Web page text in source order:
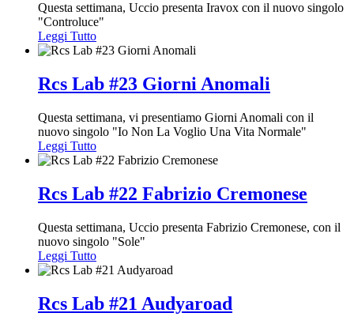
Questa settimana, Uccio presenta Iravox con il nuovo singolo
"Controluce"
Leggi Tutto
Rcs Lab #23 Giorni Anomali
Questa settimana, vi presentiamo Giorni Anomali con il
nuovo singolo "Io Non La Voglio Una Vita Normale"
Leggi Tutto
Rcs Lab #22 Fabrizio Cremonese
Questa settimana, Uccio presenta Fabrizio Cremonese, con il
nuovo singolo "Sole"
Leggi Tutto
Rcs Lab #21 Audyaroad